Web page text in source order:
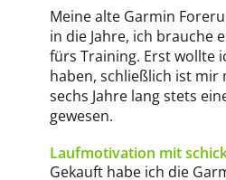
Meine alte Garmin
in die Jahre, ich brauche
fürs Training. Erst wollte
haben, schließlich ist mir
sechs Jahre lang stets
gewesen.
Laufmotivation mit
Gekauft habe ich die